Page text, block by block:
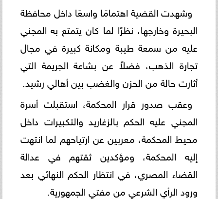
وشهدت القضية اهتمامًا واسعًا داخل محافظة
البحيرة وخارجها، نظرًا لما كان يتمتع به المجني
عليه من سمعة طيبة ومكانة كبيرة في مجال
تجارة الذهب، فضلاً عن بشاعة الجريمة التي
أثارت حالة من الحزن والغضب بين أهالي رشيد.
وعقب صدور قرار المحكمة، استقبلت أسرة
المجني عليه الحكم بالزغاريد والتكبيرات داخل
محيط المحكمة، معربين عن ارتياحهم لما انتهت
إليه المحكمة، ومؤكدين ثقتهم في عدالة
القضاء المصري، في انتظار الحكم النهائي بعد
ورود الرأي الشرعي من مفتي الجمهورية.